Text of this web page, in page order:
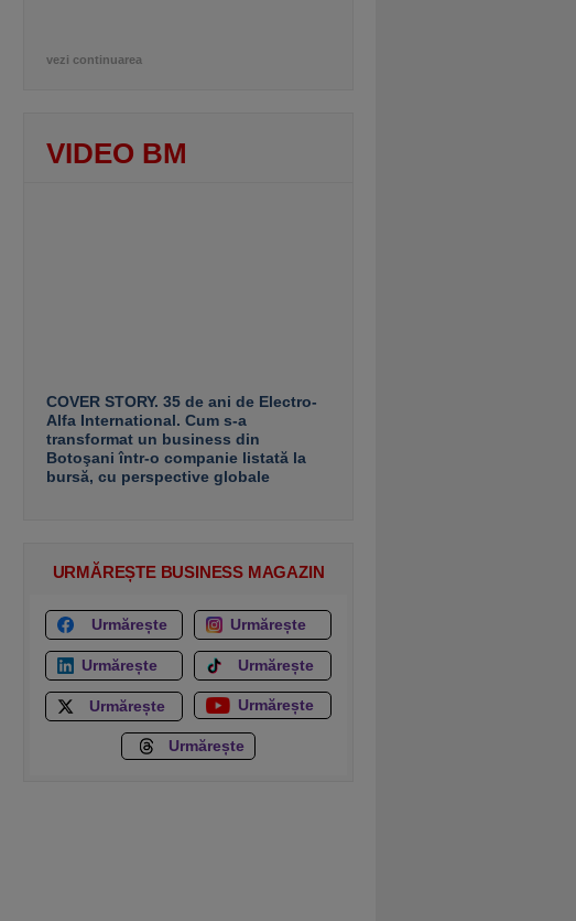
vezi continuarea
VIDEO BM
COVER STORY. 35 de ani de Electro-
Alfa International. Cum s-a
transformat un business din
Botoşani într-o companie listată la
bursă, cu perspective globale
URMĂREȘTE BUSINESS MAGAZIN
Urmărește Urmărește
Urmărește Urmărește
Urmărește Urmărește
Urmărește